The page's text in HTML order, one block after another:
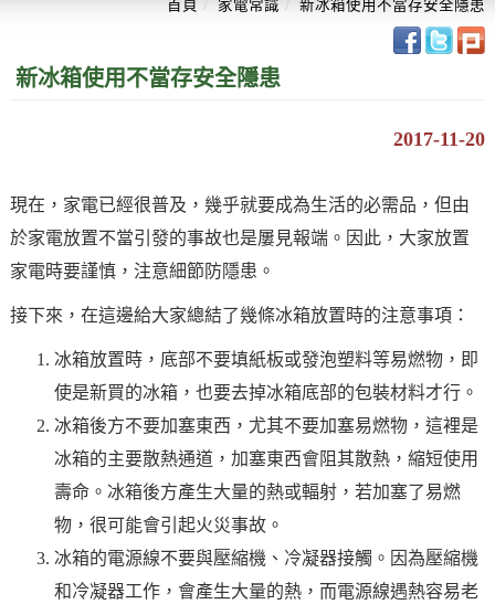
首頁 家電常識 新冰箱使用不當存安全隱患
新冰箱使用不當存安全隱患
2017-11-20
現在，家電已經很普及，幾乎就要成為生活的必需品，但由
於家電放置不當引發的事故也是屢見報端。因此，大家放置
家電時要謹慎，注意細節防隱患。
接下來，在這邊給大家總結了幾條冰箱放置時的注意事項：
冰箱放置時，底部不要填紙板或發泡塑料等易燃物，即
使是新買的冰箱，也要去掉冰箱底部的包裝材料才行。
冰箱後方不要加塞東西，尤其不要加塞易燃物，這裡是
冰箱的主要散熱通道，加塞東西會阻其散熱，縮短使用
壽命。冰箱後方產生大量的熱或輻射，若加塞了易燃
物，很可能會引起火災事故。
冰箱的電源線不要與壓縮機、冷凝器接觸。因為壓縮機
和冷凝器工作，會產生大量的熱，而電源線遇熱容易老